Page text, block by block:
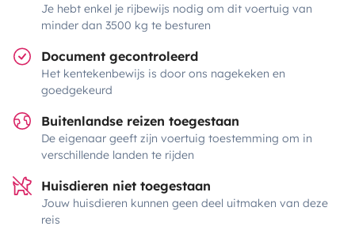
Je hebt enkel je rijbewijs nodig om dit voertuig van
minder dan 3500 kg te besturen
Document gecontroleerd
Het kentekenbewijs is door ons nagekeken en
goedgekeurd
Buitenlandse reizen toegestaan
De eigenaar geeft zijn voertuig toestemming om in
verschillende landen te rijden
Huisdieren niet toegestaan
Jouw huisdieren kunnen geen deel uitmaken van deze
reis